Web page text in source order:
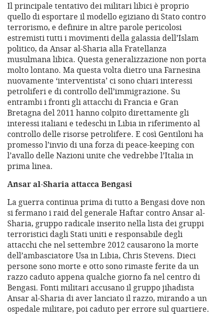
Il principale tentativo dei militari libici è proprio
quello di esportare il modello egiziano di Stato contro
terrorismo, e definire in altre parole pericolosi
estremisti tutti i movimenti della galassia dell’Islam
politico, da Ansar al-Sharia alla Fratellanza
musulmana libica. Questa generalizzazione non porta
molto lontano. Ma questa volta dietro una Farnesina
nuovamente ‘interventista’ ci sono chiari interessi
petroliferi e di controllo dell’immigrazione. Su
entrambi i fronti gli attacchi di Francia e Gran
Bretagna del 2011 hanno colpito direttamente gli
interessi italiani e tedeschi in Libia in riferimento al
controllo delle risorse petrolifere. E così Gentiloni ha
promesso l’invio di una forza di peace-keeping con
l’avallo delle Nazioni unite che vedrebbe l’Italia in
prima linea.
Ansar al-Sharia attacca Bengasi
La guerra continua prima di tutto a Bengasi dove non
si fermano i raid del generale Haftar contro Ansar al-
Sharia, gruppo radicale inserito nella lista dei gruppi
terroristici dagli Stati uniti e responsabile degli
attacchi che nel settembre 2012 causarono la morte
dell’ambasciatore Usa in Libia, Chris Stevens. Dieci
persone sono morte e otto sono rimaste ferite da un
razzo caduto appena qualche giorno fa nel centro di
Bengasi. Fonti militari accusano il gruppo jihadista
Ansar al-Sharia di aver lanciato il razzo, mirando a un
ospedale militare, poi caduto per errore sul quartiere.